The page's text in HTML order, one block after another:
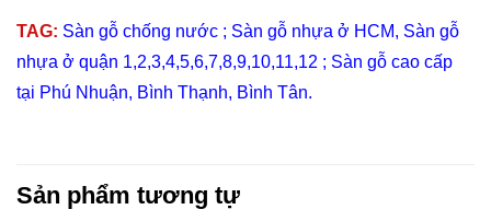
TAG: Sàn gỗ chống nước ; Sàn gỗ nhựa ở HCM, Sàn gỗ
nhựa ở quận 1,2,3,4,5,6,7,8,9,10,11,12 ; Sàn gỗ cao cấp
tại Phú Nhuận, Bình Thạnh, Bình Tân.
Sản phẩm tương tự